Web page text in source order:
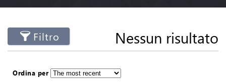
Filtro Nessun risultato
Ordina per